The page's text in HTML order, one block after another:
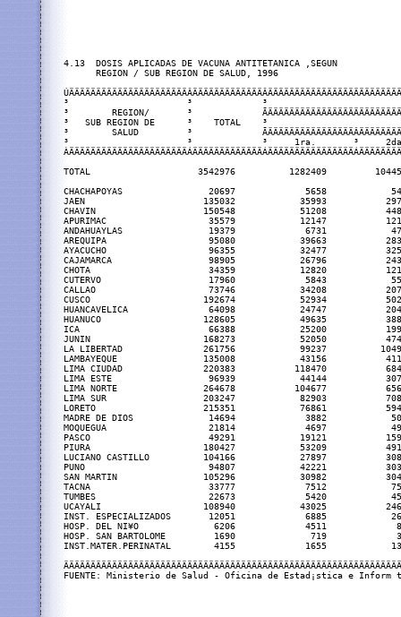
4.13  DOSIS APLICADAS DE VACUNA ANTITETANICA ,SEGUN
      REGION / SUB REGION DE SALUD, 1996
³                      ³             ³
³        REGION/       ³
³   SUB REGION DE      ³    TOTAL    ³
³        SALUD         ³
³                      ³             ³     1ra.       ³     2da.
TOTAL                    3542976          1282409
CHACHAPOYAS                20697             5658
JAEN                      135032            35993
CHAVIN                    150548            51208
APURIMAC                   35579            12147
ANDAHUAYLAS                19379             6731
AREQUIPA                   95080            39663
AYACUCHO                   96355            32477
CAJAMARCA                  98905            26796
CHOTA                      34359            12820
CUTERVO                    17960             5843
CALLAO                     73746            34208
CUSCO                     192674            52934
HUANCAVELICA               64098            24747
HUANUCO                   128605            49635
ICA                        66388            25200
JUNIN                     168273            52050
LA LIBERTAD               261756            99237
LAMBAYEQUE                135008            43156
LIMA CIUDAD               220383           118470
LIMA ESTE                  96939            44144
LIMA NORTE                264678           104677
LIMA SUR                  203247            82903
LORETO                    215351            76861
MADRE DE DIOS              14694             3882
MOQUEGUA                   21814             4697
PASCO                      49291            19121
PIURA                     180427            53209
LUCIANO CASTILLO          104166            27897
PUNO                       94807            42221
SAN MARTIN                105296            30982
TACNA                      33777             7512
TUMBES                     22673             5420
UCAYALI                   108940            43025
INST. ESPECIALIZADOS       12051             6885
HOSP. DEL NI¥O              6206
HOSP. SAN BARTOLOME         1690
INST.MATER.PERINATAL        4155